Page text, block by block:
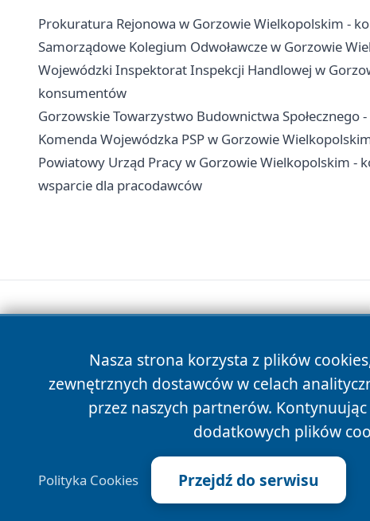
Prokuratura Rejonowa w Gorzowie Wielkopolskim -
Samorządowe Kolegium Odwoławcze w Gorzowie
Wojewódzki Inspektorat Inspekcji Handlowej w
konsumentów
Gorzowskie Towarzystwo Budownictwa Społecznego
Komenda Wojewódzka PSP w Gorzowie
Powiatowy Urząd Pracy w Gorzowie Wielkopolskim -
wsparcie dla pracodawców
Nasza strona korzysta z plików
zewnętrznych dostawców w celach
przez naszych partnerów.
dodatkowych plików
Polityka Cookies Przejdź do serwisu